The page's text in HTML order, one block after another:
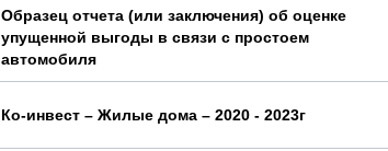
Образец отчета (или заключения) об оценке
упущенной выгоды в связи с простоем
автомобиля
Ко-инвест – Жилые дома – 2020 - 2023г